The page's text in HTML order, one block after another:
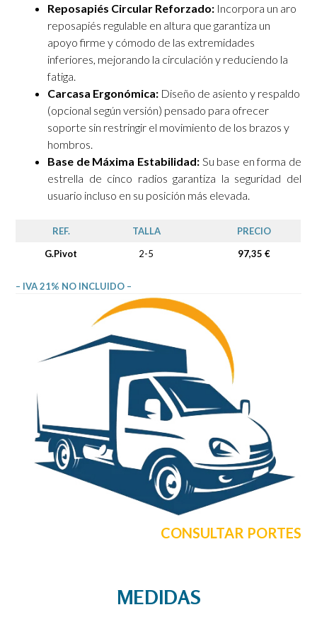
Reposapiés Circular Reforzado: Incorpora un aro
reposapiés regulable en altura que garantiza un
apoyo firme y cómodo de las extremidades
inferiores, mejorando la circulación y reduciendo la
fatiga.
Carcasa Ergonómica: Diseño de asiento y respaldo
(opcional según versión) pensado para ofrecer
soporte sin restringir el movimiento de los brazos y
hombros.
Base de Máxima Estabilidad:Su base en forma de
estrella de cinco radios garantiza la seguridad del
usuario incluso en su posición más elevada.
REF. TALLA
PRECIO
G.Pivot
2-5 97,35 €
– IVA 21% NO INCLUIDO –
CONSULTAR PORTES
MEDIDAS